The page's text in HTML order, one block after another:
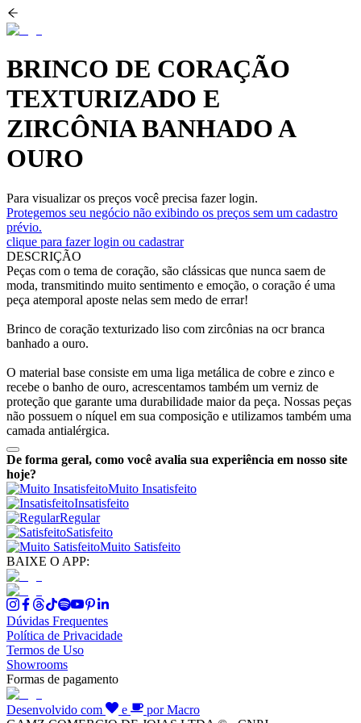
BRINCO DE CORAÇÃO
TEXTURIZADO E
ZIRCÔNIA BANHADO A
OURO
Para visualizar os preços você precisa fazer login.
Protegemos seu negócio não exibindo os preços sem um cadastro
prévio.
clique para fazer login ou cadastrar
DESCRIÇÃO
Peças com o tema de coração, são clássicas que nunca saem de
moda, transmitindo muito sentimento e emoção, o coração é uma
peça atemporal aposte nelas sem medo de errar!
Brinco de coração texturizado liso com zircônias na ocr branca
banhado a ouro.
O material base consiste em uma liga metálica de cobre e zinco e
recebe o banho de ouro, acrescentamos também um verniz de
proteção que garante uma durabilidade maior da peça. Nossas peças
não possuem o níquel em sua composição e utilizamos também uma
camada antialérgica.
De forma geral, como você avalia sua experiência em nosso site
hoje?
Muito Insatisfeito
Insatisfeito
Regular
Satisfeito
Muito Satisfeito
BAIXE O APP:
Dúvidas Frequentes
Política de Privacidade
Termos de Uso
Showrooms
Formas de pagamento
Desenvolvido com e
por Macro